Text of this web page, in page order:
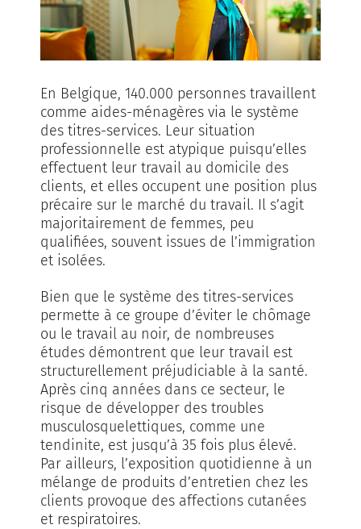
En Belgique, 140.000 personnes travaillent
comme aides-ménagères via le système
des titres-services. Leur situation
professionnelle est atypique puisqu’elles
effectuent leur travail au domicile des
clients, et elles occupent une position plus
précaire sur le marché du travail. Il s’agit
majoritairement de femmes, peu
qualifiées, souvent issues de l’immigration
et isolées.
Bien que le système des titres-services
permette à ce groupe d’éviter le chômage
ou le travail au noir, de nombreuses
études démontrent que leur travail est
structurellement préjudiciable à la santé.
Après cinq années dans ce secteur, le
risque de développer des troubles
musculosquelettiques, comme une
tendinite, est jusqu’à 35 fois plus élevé.
Par ailleurs, l’exposition quotidienne à un
mélange de produits d’entretien chez les
clients provoque des affections cutanées
et respiratoires.